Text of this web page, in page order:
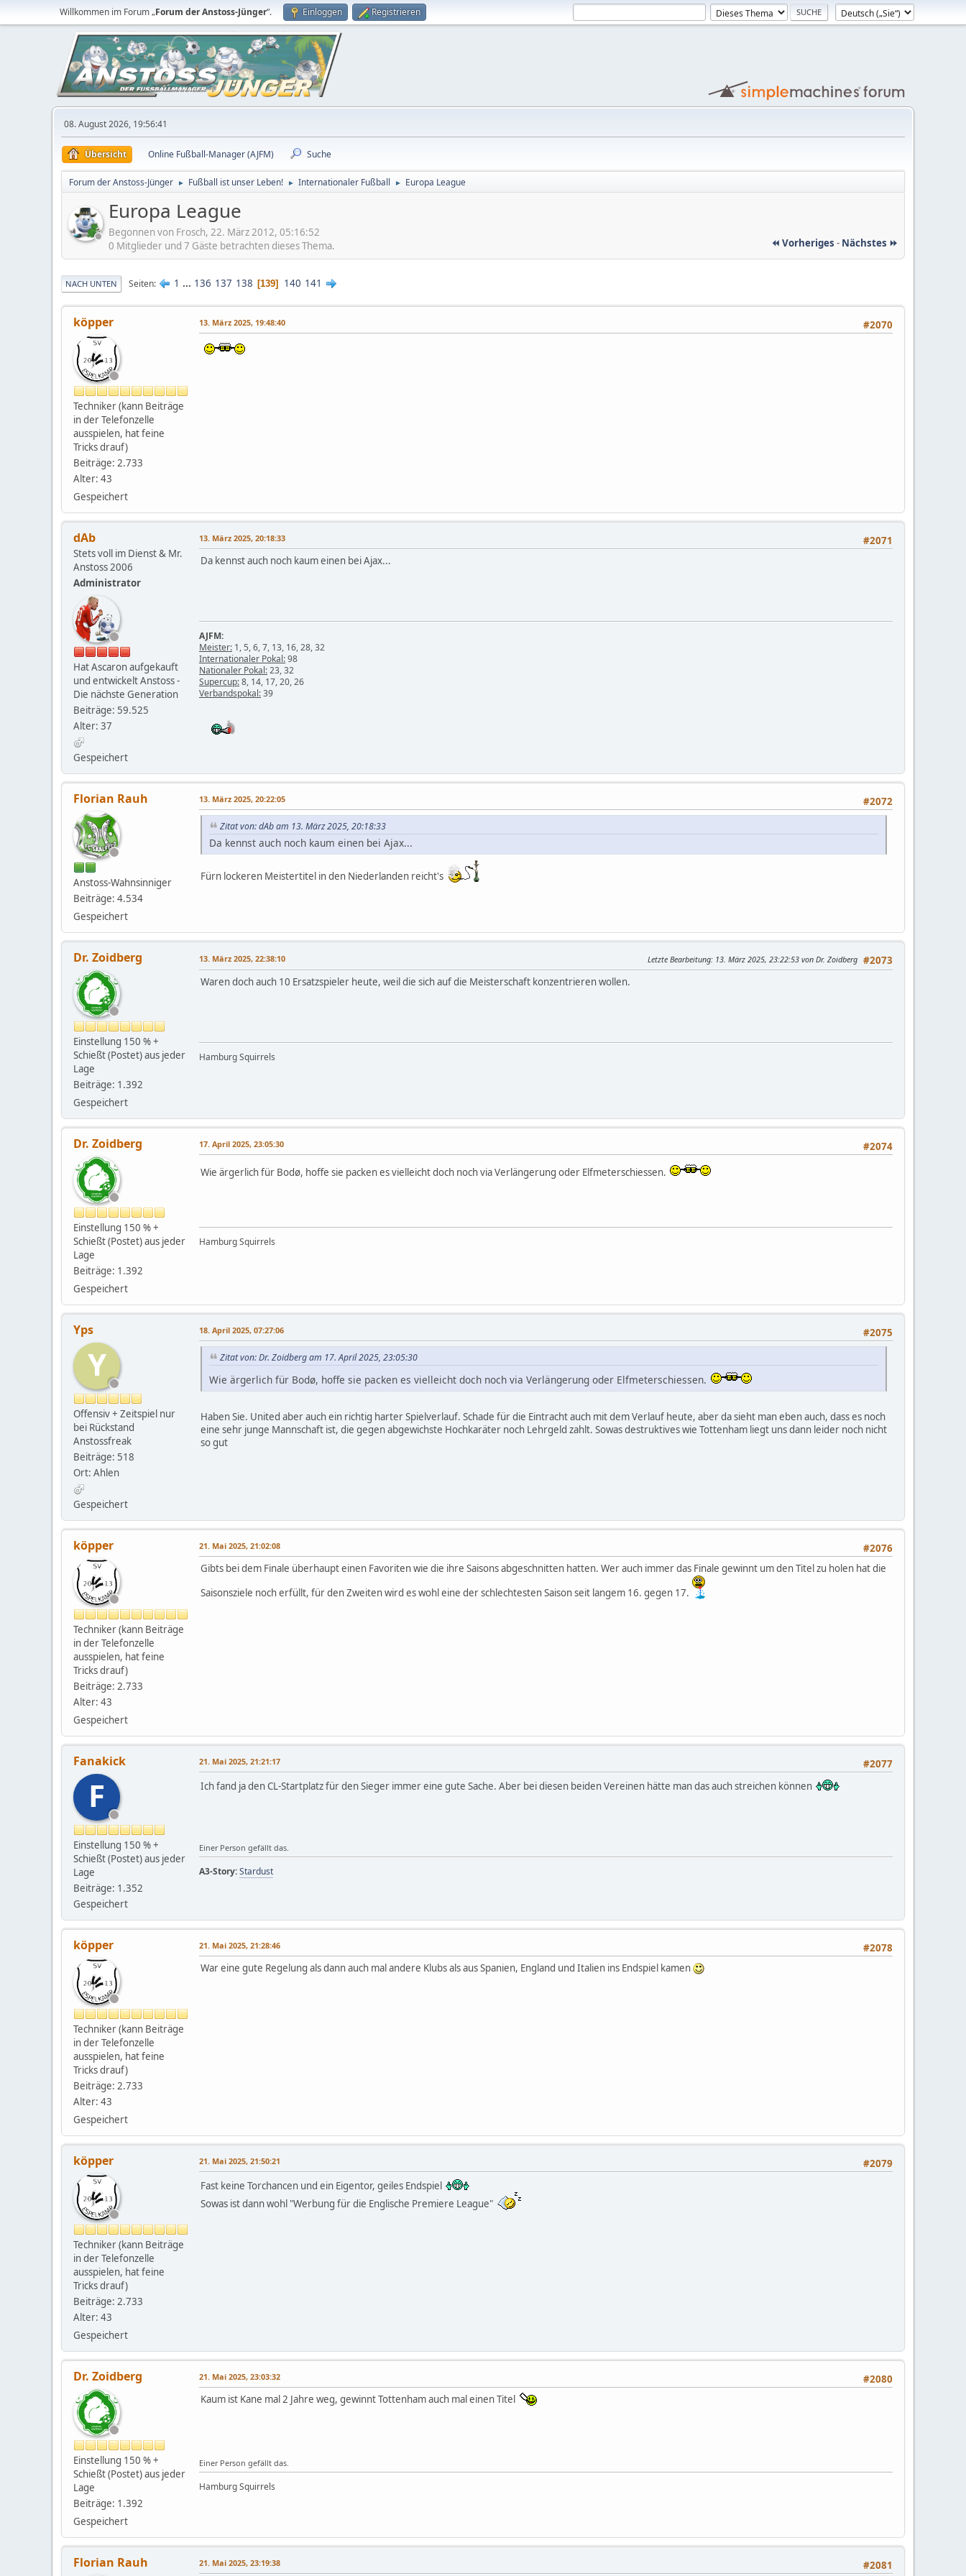
Willkommen im Forum „Forum der Anstoss-Jünger“. Einloggen Registrieren
08. August 2026, 19:56:41
Übersicht Online Fußball-Manager (AJFM) Suche
Forum der Anstoss-Jünger ► Fußball ist unser Leben! ► Internationaler Fußball ► Europa League
Europa League
Begonnen von Frosch, 22. März 2012, 05:16:52
⏪ Vorheriges - Nächstes ⏩
0 Mitglieder und 7 Gäste betrachten dieses Thema.
NACH UNTEN Seiten 1 ... 136 137 138 139 140 141
köpper
Techniker (kann Beiträge
in der Telefonzelle
ausspielen, hat feine
Tricks drauf)
Beiträge: 2.733
Alter: 43
Gespeichert
#2070
13. März 2025, 19:48:40
dAb
Stets voll im Dienst & Mr.
Anstoss 2006
Administrator
Hat Ascaron aufgekauft
und entwickelt Anstoss -
Die nächste Generation
Beiträge: 59.525
Alter: 37
Gespeichert
#2071
13. März 2025, 20:18:33
Da kennst auch noch kaum einen bei Ajax...
AJFM:
Meister: 1, 5, 6, 7, 13, 16, 28, 32
Internationaler Pokal:98
Nationaler Pokal:23, 32
Supercup:8, 14, 17, 20, 26
Verbandspokal:39
Florian Rauh
Anstoss-Wahnsinniger
Beiträge: 4.534
Gespeichert
#2072
13. März 2025, 20:22:05
Zitat von: dAb am 13. März 2025, 20:18:33
Da kennst auch noch kaum einen bei Ajax...
Fürn lockeren Meistertitel in den Niederlanden reicht's
Dr. Zoidberg
Einstellung 150 % +
Schießt (Postet) aus jeder
Lage
Beiträge: 1.392
Gespeichert
#2073
13. März 2025, 22:38:10 Letzte Bearbeitung: 13. März 2025, 23:22:53 von Dr. Zoidberg
Waren doch auch 10 Ersatzspieler heute, weil die sich auf die Meisterschaft konzentrieren wollen.
Hamburg Squirrels
Dr. Zoidberg
Einstellung 150 % +
Schießt (Postet) aus jeder
Lage
Beiträge: 1.392
Gespeichert
#2074
17. April 2025, 23:05:30
Wie ärgerlich für Bodø, hoffe sie packen es vielleicht doch noch via Verlängerung oder Elfmeterschiessen.
Hamburg Squirrels
Yps
Y
Offensiv + Zeitspiel nur
bei Rückstand
Anstossfreak
Beiträge: 518
Ort: Ahlen
Gespeichert
#2075
18. April 2025, 07:27:06
Zitat von: Dr. Zoidberg am 17. April 2025, 23:05:30
Wie ärgerlich für Bodø, hoffe sie packen es vielleicht doch noch via Verlängerung oder Elfmeterschiessen.
Haben Sie. United aber auch ein richtig harter Spielverlauf. Schade für die Eintracht auch mit dem Verlauf heute, aber da sieht man eben auch, dass es noch
eine sehr junge Mannschaft ist, die gegen abgewichste Hochkaräter noch Lehrgeld zahlt. Sowas destruktives wie Tottenham liegt uns dann leider noch nicht
so gut
köpper
Techniker (kann Beiträge
in der Telefonzelle
ausspielen, hat feine
Tricks drauf)
Beiträge: 2.733
Alter: 43
Gespeichert
#2076
21. Mai 2025, 21:02:08
Gibts bei dem Finale überhaupt einen Favoriten wie die ihre Saisons abgeschnitten hatten. Wer auch immer das Finale gewinnt um den Titel zu holen hat die
Saisonsziele noch erfüllt, für den Zweiten wird es wohl eine der schlechtesten Saison seit langem 16. gegen 17.
Fanakick
F
Einstellung 150 % +
Schießt (Postet) aus jeder
Lage
Beiträge: 1.352
Gespeichert
#2077
21. Mai 2025, 21:21:17
Ich fand ja den CL-Startplatz für den Sieger immer eine gute Sache. Aber bei diesen beiden Vereinen hätte man das auch streichen können
Einer Person gefällt das.
A3-Story:Stardust
köpper
Techniker (kann Beiträge
in der Telefonzelle
ausspielen, hat feine
Tricks drauf)
Beiträge: 2.733
Alter: 43
Gespeichert
#2078
21. Mai 2025, 21:28:46
War eine gute Regelung als dann auch mal andere Klubs als aus Spanien, England und Italien ins Endspiel kamen
köpper
Techniker (kann Beiträge
in der Telefonzelle
ausspielen, hat feine
Tricks drauf)
Beiträge: 2.733
Alter: 43
Gespeichert
#2079
21. Mai 2025, 21:50:21
Fast keine Torchancen und ein Eigentor, geiles Endspiel
Sowas ist dann wohl "Werbung für die Englische Premiere League"
Dr. Zoidberg
Einstellung 150 % +
Schießt (Postet) aus jeder
Lage
Beiträge: 1.392
Gespeichert
#2080
21. Mai 2025, 23:03:32
Kaum ist Kane mal 2 Jahre weg, gewinnt Tottenham auch mal einen Titel
Einer Person gefällt das.
Hamburg Squirrels
Florian Rauh #2081
21. Mai 2025, 23:19:38